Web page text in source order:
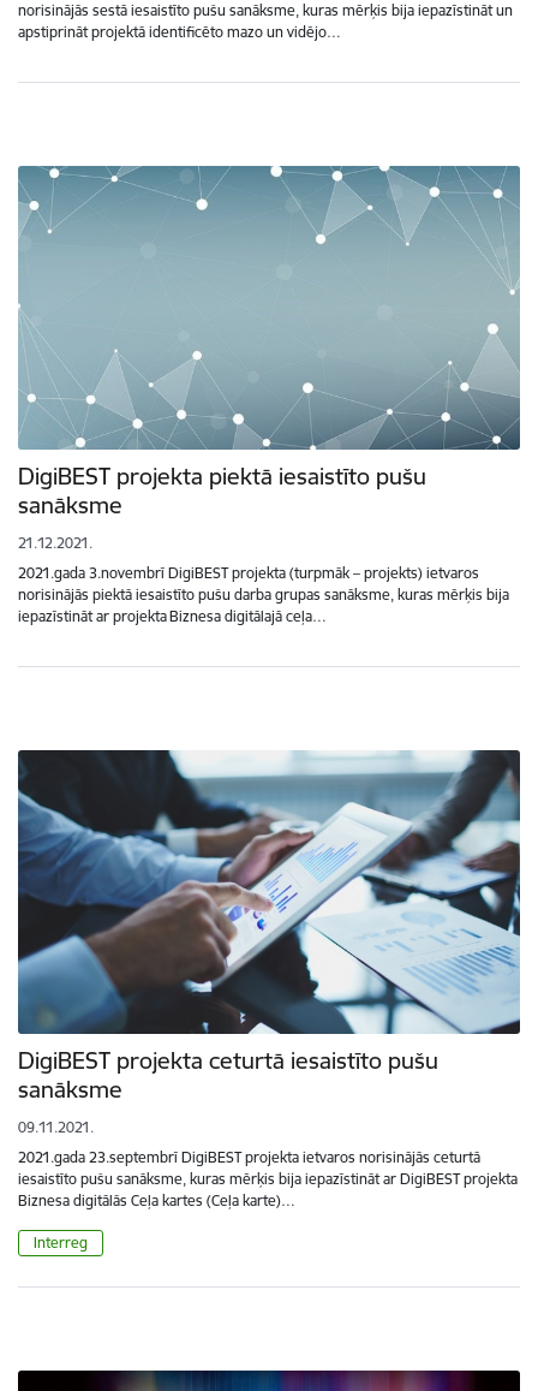
norisinājās sestā iesaistīto pušu sanāksme, kuras mērķis bija iepazīstināt un
apstiprināt projektā identificēto mazo un vidējo…
DigiBEST projekta piektā iesaistīto pušu
sanāksme
21.12.2021.
2021.gada 3.novembrī DigiBEST projekta (turpmāk – projekts) ietvaros
norisinājās piektā iesaistīto pušu darba grupas sanāksme, kuras mērķis bija
iepazīstināt ar projekta Biznesa digitālajā ceļa…
DigiBEST projekta ceturtā iesaistīto pušu
sanāksme
09.11.2021.
2021.gada 23.septembrī DigiBEST projekta ietvaros norisinājās ceturtā
iesaistīto pušu sanāksme, kuras mērķis bija iepazīstināt ar DigiBEST projekta
Biznesa digitālās Ceļa kartes (Ceļa karte)…
Interreg